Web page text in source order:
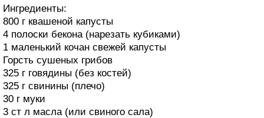
Ингредиенты:
800 г квашеной капусты
4 полоски бекона (нарезать кубиками)
1 маленький кочан свежей капусты
Горсть сушеных грибов
325 г говядины (без костей)
325 г свинины (плечо)
30 г муки
3 ст л масла (или свиного сала)